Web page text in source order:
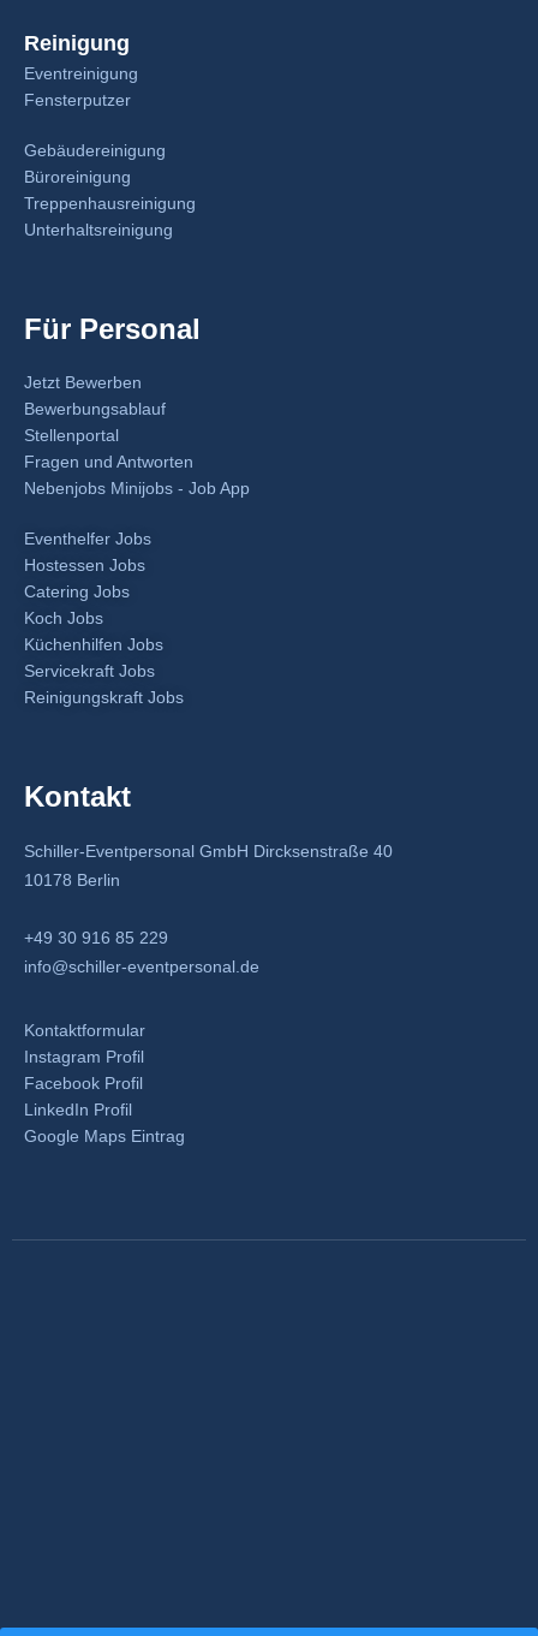
Reinigung
Eventreinigung
Fensterputzer
Gebäudereinigung
Büroreinigung
Treppenhausreinigung
Unterhaltsreinigung
Für Personal
Jetzt Bewerben
Bewerbungsablauf
Stellenportal
Fragen und Antworten
Nebenjobs Minijobs - Job App
Eventhelfer Jobs
Hostessen Jobs
Catering Jobs
Koch Jobs
Küchenhilfen Jobs
Servicekraft Jobs
Reinigungskraft Jobs
Kontakt
Schiller-Eventpersonal GmbH Dircksenstraße 40
10178 Berlin
+49 30 916 85 229
info@schiller-eventpersonal.de
Kontaktformular
Instagram Profil
Facebook Profil
LinkedIn Profil
Google Maps Eintrag